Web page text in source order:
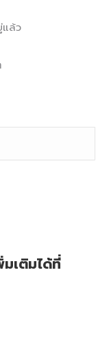
แล้ว
เติมได้ที่